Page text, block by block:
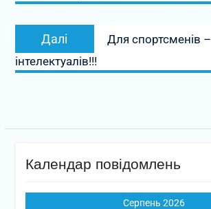
Далі
запис:
Для спортсменів –
інтелектуалів!!!
Календар повідомлень
Серпень 2026